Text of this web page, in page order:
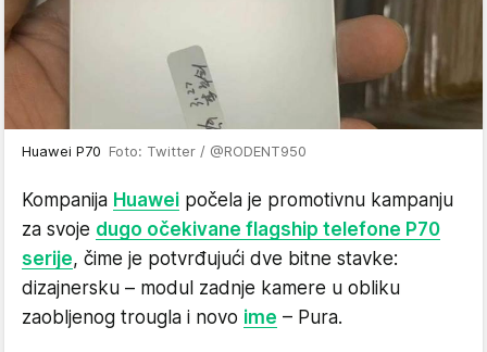
Huawei P70 Foto: Twitter / @RODENT950
Kompanija Huawei počela je promotivnu kampanju
za svoje dugo očekivane flagship telefone P70
serije, čime je potvrđujući dve bitne stavke:
dizajnersku – modul zadnje kamere u obliku
zaobljenog trougla i novo ime – Pura.